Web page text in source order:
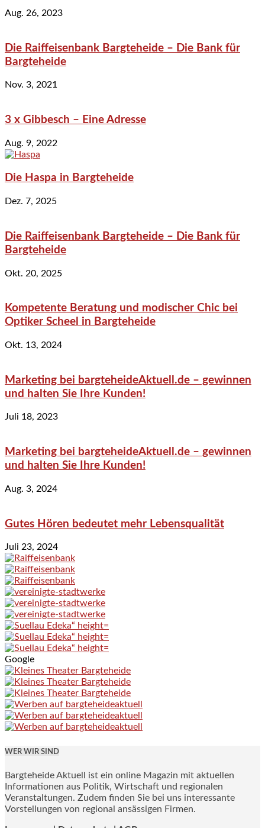
Aug. 26, 2023
Die Raiffeisenbank Bargteheide – Die Bank für
Bargteheide
Nov. 3, 2021
3 x Gibbesch – Eine Adresse
Aug. 9, 2022
Die Haspa in Bargteheide
Dez. 7, 2025
Die Raiffeisenbank Bargteheide – Die Bank für
Bargteheide
Okt. 20, 2025
Kompetente Beratung und modischer Chic bei
Optiker Scheel in Bargteheide
Okt. 13, 2024
Marketing bei bargteheideAktuell.de – gewinnen
und halten Sie Ihre Kunden!
Juli 18, 2023
Marketing bei bargteheideAktuell.de – gewinnen
und halten Sie Ihre Kunden!
Aug. 3, 2024
Gutes Hören bedeutet mehr Lebensqualität
Juli 23, 2024
Google
WER WIR SIND
Bargteheide Aktuell ist ein online Magazin mit aktuellen
Informationen aus Politik, Wirtschaft und regionalen
Veranstaltungen. Zudem finden Sie bei uns interessante
Vorstellungen von regional ansässigen Firmen.